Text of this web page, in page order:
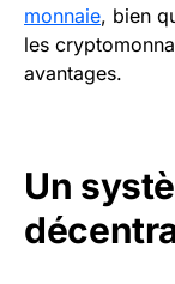
monnaie, bien
les
avantages.
Un